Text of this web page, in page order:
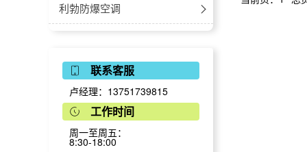
联系客服
卢经理：13751739815
工作时间
周一至周五：
8:30-18:00
-30℃~-60℃防爆超低温冰箱
防爆医用冷藏冷冻箱
2℃~8℃防爆医用冷藏箱
8℃~20℃防爆药品阴凉箱
-不锈钢款
防爆卧式-电热鼓风干燥箱
防爆立式-电热鼓风干燥箱
防爆立式-电热恒温干燥箱
防爆真空干燥箱
利勃防爆空调
防爆空调-立柜式
防爆空调-天花机
防爆空调-风管机
立柜式
吊顶式
利勃防爆环保空调
安装式
移动式大风量
利勃防爆中央空调
防爆多联机外机
利勃防爆风机盘管